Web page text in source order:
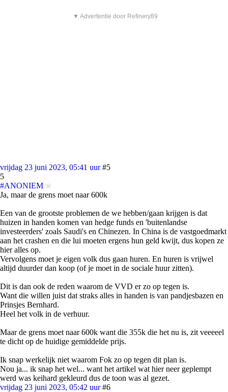
▼ Advertentie door Refinery89
vrijdag 23 juni 2023, 05:41 uur #5
5
#ANONIEM
Ja, maar de grens moet naar 600k
Een van de grootste problemen de we hebben/gaan krijgen is dat
huizen in handen komen van hedge funds en 'buitenlandse
investeerders' zoals Saudi's en Chinezen. In China is de vastgoedmarkt
aan het crashen en die lui moeten ergens hun geld kwijt, dus kopen ze
hier alles op.
Vervolgens moet je eigen volk dus gaan huren. En huren is vrijwel
altijd duurder dan koop (of je moet in de sociale huur zitten).
Dit is dan ook de reden waarom de VVD er zo op tegen is.
Want die willen juist dat straks alles in handen is van pandjesbazen en
Prinsjes Bernhard.
Heel het volk in de verhuur.
Maar de grens moet naar 600k want die 355k die het nu is, zit veeeeel
te dicht op de huidige gemiddelde prijs.
Ik snap werkelijk niet waarom Fok zo op tegen dit plan is.
Nou ja... ik snap het wel... want het artikel wat hier neer geplempt
werd was keihard gekleurd dus de toon was al gezet.
vrijdag 23 juni 2023, 05:42 uur #6